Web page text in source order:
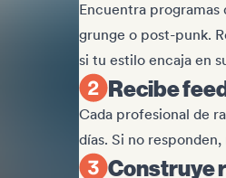
Encuentra programas
grunge o post-punk.
si tu estilo encaja en
Recibe
Cada profesional de
días. Si no
Construye